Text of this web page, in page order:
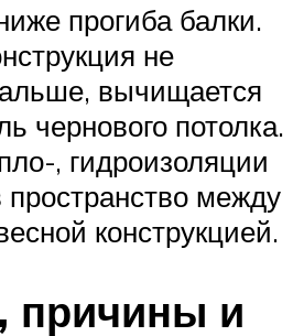
прогиба балки.
не
вычищается
чернового потолка.
, гидроизоляции
между
конструкцией.
причины и